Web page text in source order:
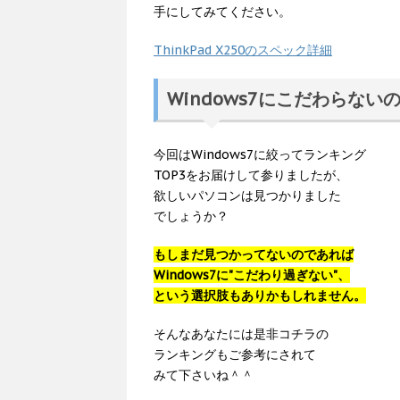
手にしてみてください。
ThinkPad X250のスペック詳細
Windows7にこだわらない
今回はWindows7に絞ってランキング
TOP3をお届けして参りましたが、
欲しいパソコンは見つかりました
でしょうか？
もしまだ見つかってないのであれば
Windows7に"こだわり過ぎない"、
という選択肢もありかもしれません。
そんなあなたには是非コチラの
ランキングもご参考にされて
みて下さいね＾＾